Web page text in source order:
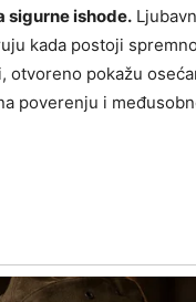
sigurne ishode.
kada postoji
otvoreno pokažu
poverenju i